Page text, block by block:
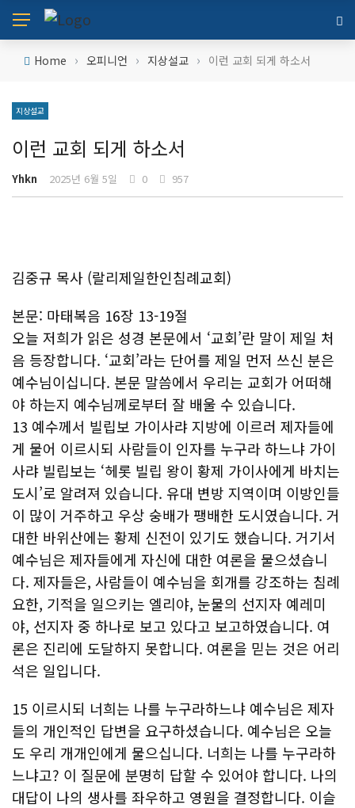
Home › 오피니언 › 지상설교 › 이런 교회 되게 하소서
지상설교
이런 교회 되게 하소서
Yhkn 2025년 6월 5일 0 957
김중규 목사 (랄리제일한인침례교회)
본문: 마태복음 16장 13-19절
오늘 저희가 읽은 성경 본문에서 ‘교회’란 말이 제일 처
음 등장합니다. ‘교회’라는 단어를 제일 먼저 쓰신 분은
예수님이십니다. 본문 말씀에서 우리는 교회가 어떠해
야 하는지 예수님께로부터 잘 배울 수 있습니다.
13 예수께서 빌립보 가이사랴 지방에 이르러 제자들에
게 물어 이르시되 사람들이 인자를 누구라 하느냐 가이
사랴 빌립보는 ‘헤롯 빌립 왕이 황제 가이사에게 바치는
도시’로 알려져 있습니다. 유대 변방 지역이며 이방인들
이 많이 거주하고 우상 숭배가 팽배한 도시였습니다. 거
대한 바위산에는 황제 신전이 있기도 했습니다. 거기서
예수님은 제자들에게 자신에 대한 여론을 물으셨습니
다. 제자들은, 사람들이 예수님을 회개를 강조하는 침례
요한, 기적을 일으키는 엘리야, 눈물의 선지자 예레미
야, 선지자 중 하나로 보고 있다고 보고하였습니다. 여
론은 진리에 도달하지 못합니다. 여론을 믿는 것은 어리
석은 일입니다.
15 이르시되 너희는 나를 누구라하느냐 예수님은 제자
들의 개인적인 답변을 요구하셨습니다. 예수님은 오늘
도 우리 개개인에게 물으십니다. 너희는 나를 누구라하
느냐고? 이 질문에 분명히 답할 수 있어야 합니다. 나의
대답이 나의 생사를 좌우하고 영원을 결정합니다. 이슬